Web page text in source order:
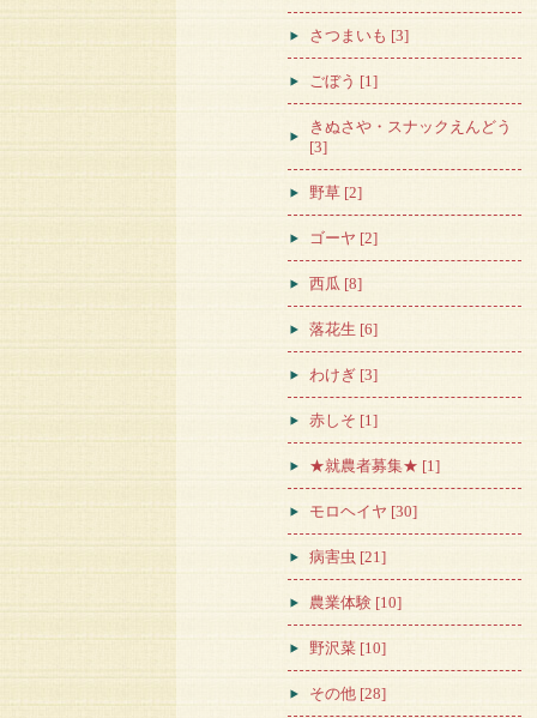
さつまいも [3]
ごぼう [1]
きぬさや・スナックえんどう
[3]
野草 [2]
ゴーヤ [2]
西瓜 [8]
落花生 [6]
わけぎ [3]
赤しそ [1]
★就農者募集★ [1]
モロヘイヤ [30]
病害虫 [21]
農業体験 [10]
野沢菜 [10]
その他 [28]